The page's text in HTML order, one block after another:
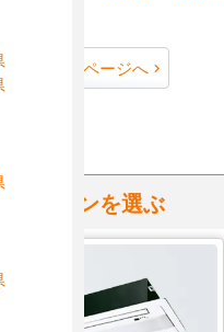
埼玉県全域ページへ
エアコンを選ぶ